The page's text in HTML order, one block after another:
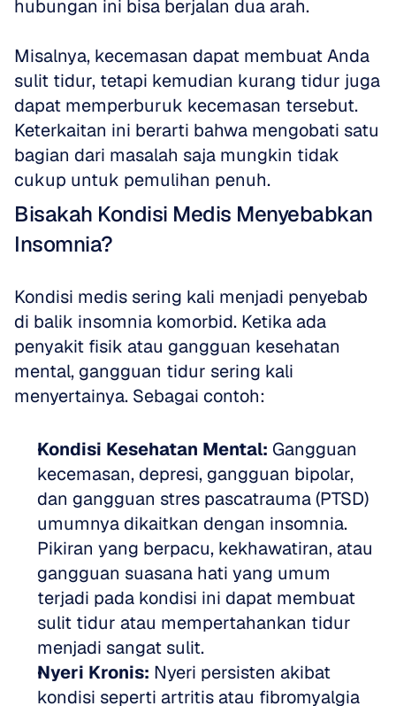
hubungan ini bisa berjalan dua arah.
Misalnya, kecemasan dapat membuat Anda
sulit tidur, tetapi kemudian kurang tidur juga
dapat memperburuk kecemasan tersebut.
Keterkaitan ini berarti bahwa mengobati satu
bagian dari masalah saja mungkin tidak
cukup untuk pemulihan penuh.
Bisakah Kondisi Medis Menyebabkan
Insomnia?
Kondisi medis sering kali menjadi penyebab
di balik insomnia komorbid. Ketika ada
penyakit fisik atau gangguan kesehatan
mental, gangguan tidur sering kali
menyertainya. Sebagai contoh:
Kondisi Kesehatan Mental: Gangguan
kecemasan, depresi, gangguan bipolar,
dan gangguan stres pascatrauma (PTSD)
umumnya dikaitkan dengan insomnia.
Pikiran yang berpacu, kekhawatiran, atau
gangguan suasana hati yang umum
terjadi pada kondisi ini dapat membuat
sulit tidur atau mempertahankan tidur
menjadi sangat sulit.
Nyeri Kronis: Nyeri persisten akibat
kondisi seperti artritis atau fibromyalgia